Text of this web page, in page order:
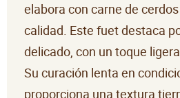
elabora con carne de
calidad. Este fuet destaca
delicado, con un toque
Su curación lenta en
proporciona una textura